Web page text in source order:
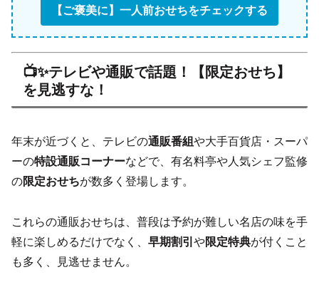
【ご褒美に】一人前おせちをチェックする
📺✨テレビや通販で話題！【限定おせち】
を見逃すな！
年末が近づくと、テレビの通販番組や大手百貨店・スーパ
ーの特設通販コーナーなどで、有名料亭や人気シェフ監修
の限定おせちが数多く登場します。
これらの通販おせちは、普段は予約が難しい名店の味を手
軽に楽しめるだけでなく、 早期割引や限定特典が付くこと
も多く、見逃せません。